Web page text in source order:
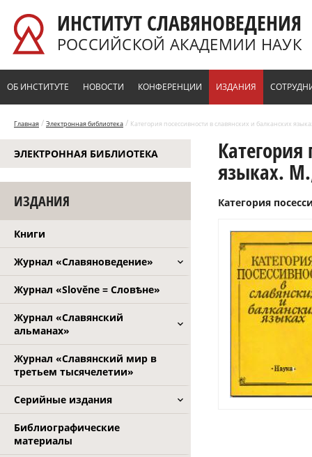
ИНСТИТУТ СЛАВЯНОВЕДЕНИЯ
РОССИЙСКОЙ АКАДЕМИИ НАУК
ОБ ИНСТИТУТЕ НОВОСТИ КОНФЕРЕНЦИИ ИЗДАНИЯ
Главная / Электронная библиотека / Категория посессивности в славянских и балканских
ЭЛЕКТРОННАЯ БИБЛИОТЕКА
ИЗДАНИЯ
Книги
Журнал «Славяноведение»
Журнал «Slověne = Словѣне»
Журнал «Славянский
альманах»
Журнал «Славянский мир в
третьем тысячелетии»
Серийные издания
Библиографические
материалы
Категория
языках.
Категория